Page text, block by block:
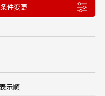
件変更
表示順